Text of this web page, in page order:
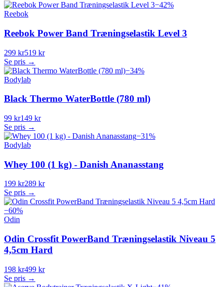
−42%
Reebok
Reebok Power Band Træningselastik Level 3
299 kr519 kr
Se pris →
−34%
Bodylab
Black Thermo WaterBottle (780 ml)
99 kr149 kr
Se pris →
−31%
Bodylab
Whey 100 (1 kg) - Danish Ananasstang
199 kr289 kr
Se pris →
−60%
Odin
Odin Crossfit PowerBand Træningselastik Niveau 5
4,5cm Hard
198 kr499 kr
Se pris →